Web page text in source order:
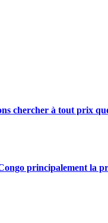
chercher à tout prix
principalement la